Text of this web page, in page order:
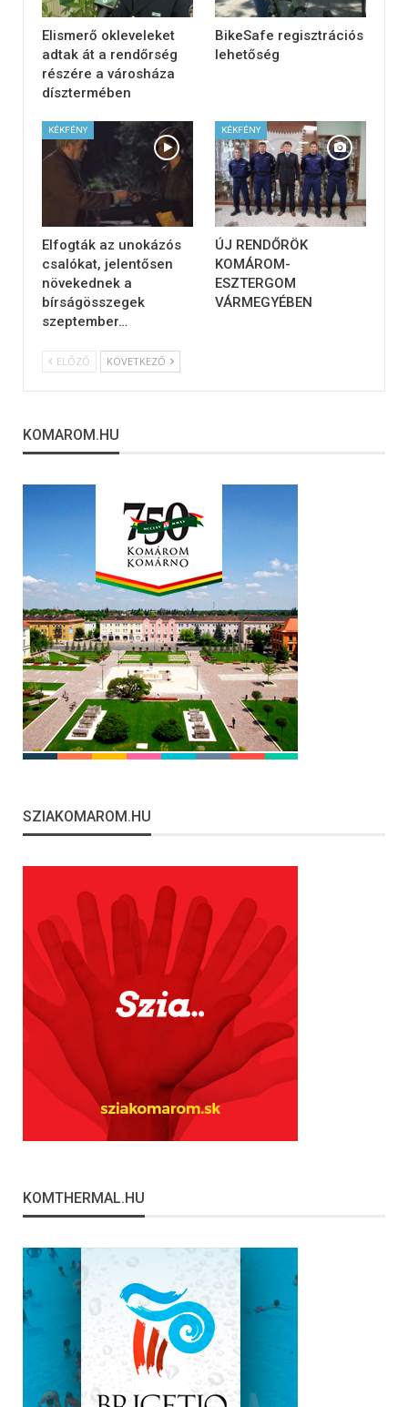
Elismerő okleveleket
adtak át a rendőrség
részére a városháza
dísztermében
BikeSafe regisztrációs
lehetőség
KÉKFÉNY
Elfogták az unokázós
csalókat, jelentősen
növekednek a
bírságösszegek
szeptember…
KÉKFÉNY
ÚJ RENDŐRÖK
KOMÁROM-
ESZTERGOM
VÁRMEGYÉBEN
ELŐZŐ KÖVETKEZŐ
KOMAROM.HU
SZIAKOMAROM.HU
KOMTHERMAL.HU